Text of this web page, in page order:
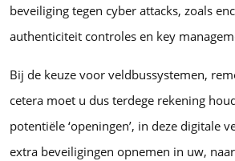
beveiliging tegen cyber attacks, zoals
authenticiteit controles en key
Bij de keuze voor veldbussystemen,
cetera moet u dus terdege rekening
potentiële ‘openingen’, in deze digitale
extra beveiligingen opnemen in uw,